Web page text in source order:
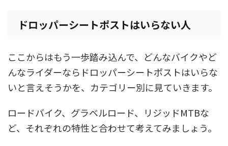
ドロッパーシートポストはいらない人
ここからはもう一歩踏み込んで、どんなバイクやど
んなライダーならドロッパーシートポストはいらな
いと言えそうかを、カテゴリー別に見ていきます。
ロードバイク、グラベルロード、リジッドMTBな
ど、それぞれの特性と合わせて考えてみましょう。